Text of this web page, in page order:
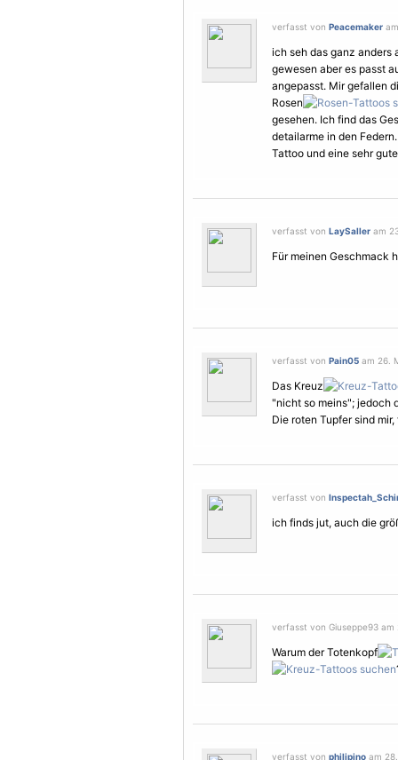
verfasst von Peacemaker
ich seh das ganz anders
gewesen aber es passt
angepasst. Mir gefallen
Rosen
gesehen. Ich find das
detailarme in den
Tattoo und eine sehr
verfasst von LaySaller am
Für meinen Geschmack
verfasst von Pain05 am 26.
Das Kreuz
"nicht so meins"; jedoch
Die roten Tupfer sind
verfasst von
ich finds jut, auch die
verfasst von Giuseppe93 am
Warum der Totenkopf
verfasst von philipino am